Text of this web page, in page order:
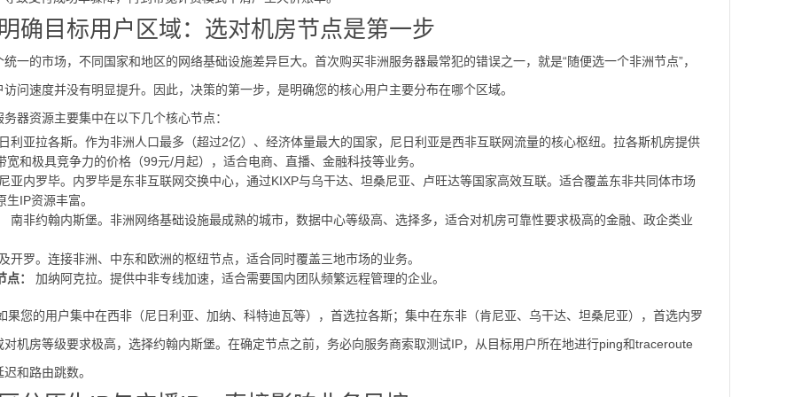
确目标用户区域：选对机房节点是第一步
一的市场，不同国家和地区的网络基础设施差异巨大。首次购买非洲服务器最常犯的错误之一，就是“随便选一个非洲节点”，
问速度并没有明显提升。因此，决策的第一步，是明确您的核心用户主要分布在哪个区域。
器资源主要集中在以下几个核心节点：
利亚拉各斯。作为非洲人口最多（超过2亿）、经济体量最大的国家，尼日利亚是西非互联网流量的核心枢纽。拉各斯机房提供
宽和极具竞争力的价格（99元/月起），适合电商、直播、金融科技等业务。
亚内罗毕。内罗毕是东非互联网交换中心，通过KIXP与乌干达、坦桑尼亚、卢旺达等国家高效互联。适合覆盖东非共同体市场
生IP资源丰富。
南非约翰内斯堡。非洲网络基础设施最成熟的城市，数据中心等级高、选择多，适合对机房可靠性要求极高的金融、政企类业
开罗。连接非洲、中东和欧洲的枢纽节点，适合同时覆盖三地市场的业务。
：
加纳阿克拉。提供中非专线加速，适合需要国内团队频繁远程管理的企业。
果您的用户集中在西非（尼日利亚、加纳、科特迪瓦等），首选拉各斯；集中在东非（肯尼亚、乌干达、坦桑尼亚），首选内罗
对机房等级要求极高，选择约翰内斯堡。在确定节点之前，务必向服务商索取测试IP，从目标用户所在地进行ping和traceroute
和路由跳数。